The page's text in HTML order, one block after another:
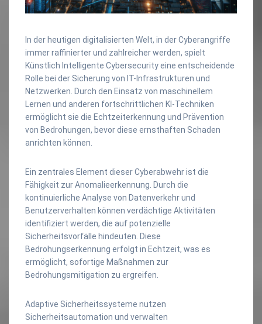
In der heutigen digitalisierten Welt, in der Cyberangriffe
immer raffinierter und zahlreicher werden, spielt
Künstlich Intelligente Cybersecurity eine entscheidende
Rolle bei der Sicherung von IT-Infrastrukturen und
Netzwerken. Durch den Einsatz von maschinellem
Lernen und anderen fortschrittlichen KI-Techniken
ermöglicht sie die Echtzeiterkennung und Prävention
von Bedrohungen, bevor diese ernsthaften Schaden
anrichten können.
Ein zentrales Element dieser Cyberabwehr ist die
Fähigkeit zur Anomalieerkennung. Durch die
kontinuierliche Analyse von Datenverkehr und
Benutzerverhalten können verdächtige Aktivitäten
identifiziert werden, die auf potenzielle
Sicherheitsvorfälle hindeuten. Diese
Bedrohungserkennung erfolgt in Echtzeit, was es
ermöglicht, sofortige Maßnahmen zur
Bedrohungsmitigation zu ergreifen.
Adaptive Sicherheitssysteme nutzen
Sicherheitsautomation und verwalten